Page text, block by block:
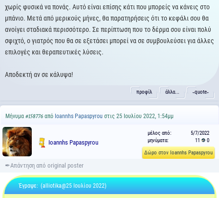
χωρίς φυσικά να πονάς. Αυτό είναι επίσης κάτι που μπορείς να κάνεις στο
μπάνιο. Μετά από μερικούς μήνες, θα παρατηρήσεις ότι το κεφάλι σου θα
ανοίγει σταδιακά περισσότερο. Σε περίπτωση που το δέρμα σου είναι πολύ
σφιχτό, ο γιατρός που θα σε εξετάσει μπορεί να σε συμβουλεύσει για άλλες
επιλογές και θεραπευτικές λύσεις.
Αποδεκτή αν σε κάλυψα!
προφίλ άλλα... ˵quote˶
Μήνυμα #158776 από Ioannhs Papaspyrou στις 25 Ιουλίου 2022, 1:54μμ
Ioannhs Papaspyrou
μέλος από:
5/7/2022
μηνύματα:
11
0
Δώρο στον Ioannhs Papaspyrou
Έγραψε: (alliotika@25 Ιουλίου 2022)